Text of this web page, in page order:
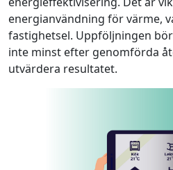
energianvändning för värme,
fastighetsel. Uppföljningen
inte minst efter genomförda
utvärdera resultatet.